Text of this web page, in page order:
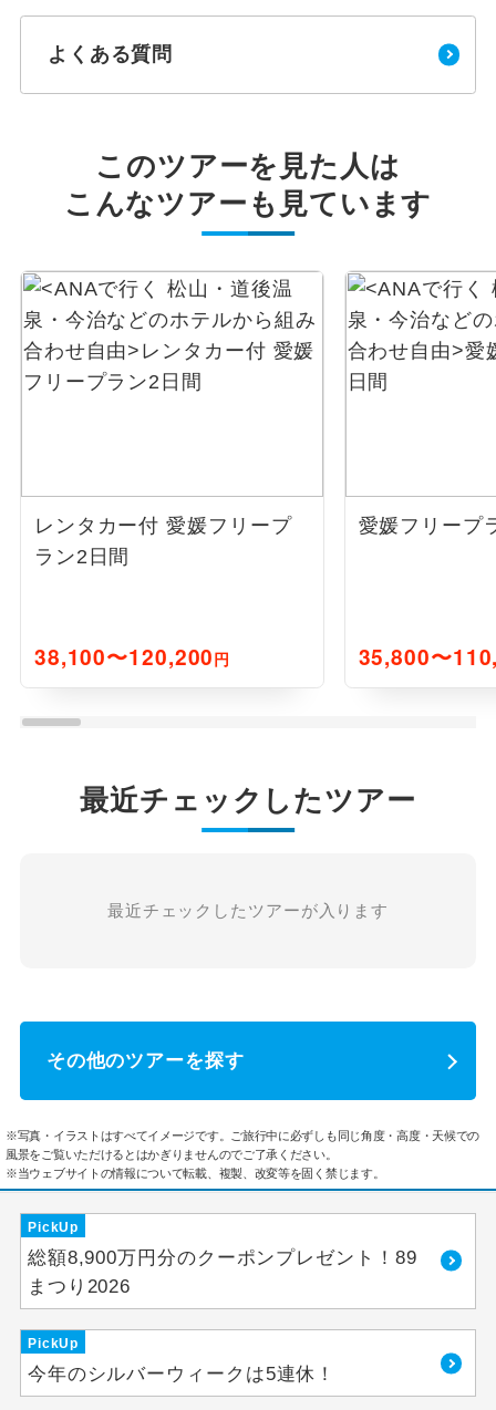
よくある質問
このツアーを見た人は
こんなツアーも見ています
レンタカー付 愛媛フリープ
ラン2日間
38,100〜120,200円
愛媛フリープ
35,800〜
最近チェックしたツアー
最近チェックしたツアーが入ります
その他のツアーを探す
※写真・イラストはすべてイメージです。ご旅行中に必ずしも同じ角度・高度・天候での
風景をご覧いただけるとはかぎりませんのでご了承ください。
※当ウェブサイトの情報について転載、複製、改変等を固く禁じます。
PickUp
総額8,900万円分のクーポンプレゼント！89
まつり2026
PickUp
今年のシルバーウィークは5連休！